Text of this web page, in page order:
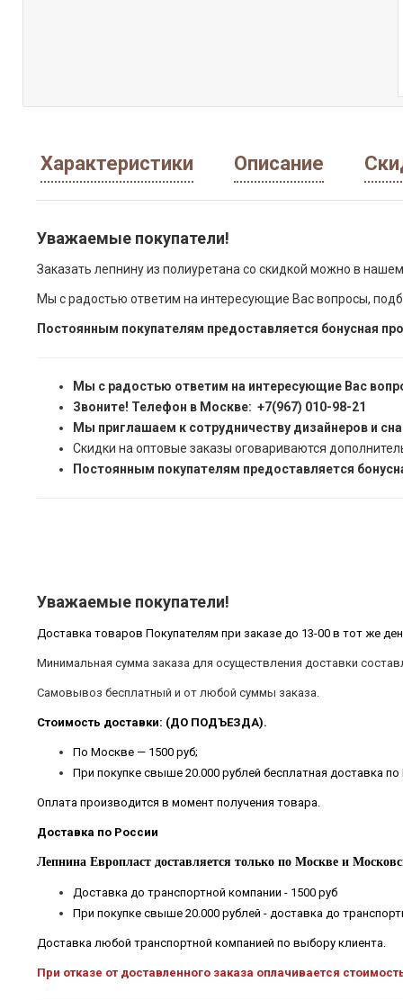
Характеристики Описание
Уважаемые покупатели!
Заказать лепнину из полиуретана со скидкой можно в
Мы с радостью ответим на интересующие Вас вопросы,
Постоянным покупателям предоставляется бонусная
Мы с радостью ответим на интересующие Вас
Звоните! Телефон в Москве: +7(967) 010-98-21
Мы приглашаем к сотрудничеству дизайнеров и
Скидки на оптовые заказы оговариваются
Постоянным покупателям предоставляется
Уважаемые покупатели!
Доставка товаров Покупателям при заказе до 13-00 в тот же
Минимальная сумма заказа для осуществления доставки
Самовывоз бесплатный и от любой суммы заказа.
Стоимость доставки: (ДО ПОДЪЕЗДА).
По Москве — 1500 руб;
При покупке свыше 20.000 рублей бесплатная доставка
Оплата производится в момент получения товара.
Доставка по России
Лепнина Европласт доставляется только по Москве и
Доставка до транспортной компании - 1500 руб
При покупке свыше 20.000 рублей - доставка до
Доставка любой транспортной компанией по выбору клиента.
При отказе от доставленного заказа оплачивается